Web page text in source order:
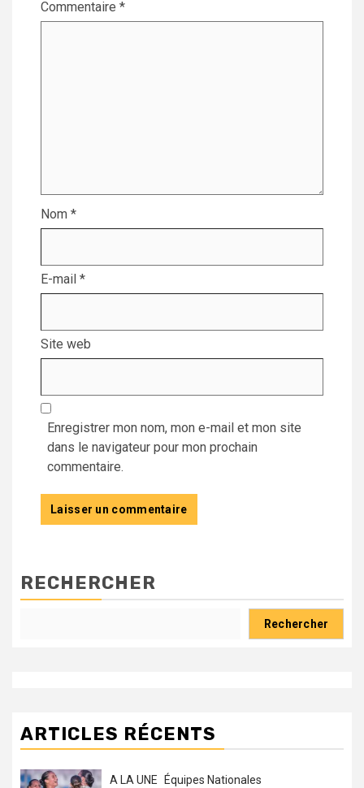
Commentaire *
Nom *
E-mail *
Site web
Enregistrer mon nom, mon e-mail et mon site
dans le navigateur pour mon prochain
commentaire.
RECHERCHER
Rechercher
ARTICLES RÉCENTS
A LA UNE Équipes Nationales